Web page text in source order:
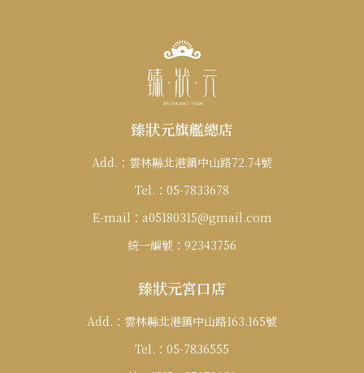
臻狀元旗艦總店
Add.： 雲林縣北港鎮中山路72.74號
Tel.： 05-7833678
E-mail： a05180315@gmail.com
統一編號： 92343756
臻狀元宮口店
Add.： 雲林縣北港鎮中山路163.165號
Tel.： 05-7836555